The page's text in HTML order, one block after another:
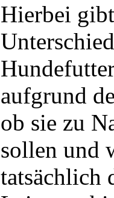
Hierbei
aufgrund
ob sie zu
sollen und
tatsächlich